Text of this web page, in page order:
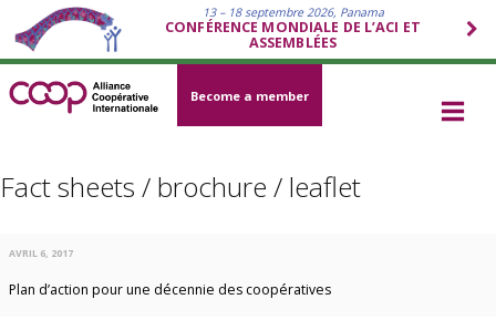
13 – 18 septembre 2026, Panama
CONFÉRENCE MONDIALE DE L’ACI ET
ASSEMBLÉES
Become a member
Fact sheets / brochure / leaflet
AVRIL 6, 2017
Plan d’action pour une décennie des coopératives